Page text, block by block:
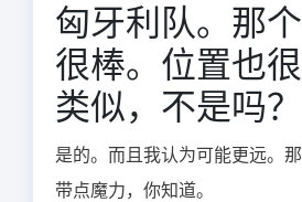
匈牙利队。那个
很棒。位置也很
类似，不是吗？
是的。而且我认为可能更远。那
带点魔力，你知道。